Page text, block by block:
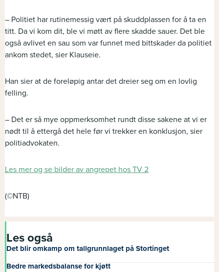
– Politiet har rutinemessig vært på skuddplassen for å ta en
titt. Da vi kom dit, ble vi møtt av flere skadde sauer. Det ble
også avlivet en sau som var funnet med bittskader da politiet
ankom stedet, sier Klauseie.
Han sier at de foreløpig antar det dreier seg om en lovlig
felling.
– Det er så mye oppmerksomhet rundt disse sakene at vi er
nødt til å ettergå det hele før vi trekker en konklusjon, sier
politiadvokaten.
Les mer og se bilder av angrepet hos TV 2
(©NTB)
Les også
Det blir omkamp om tallgrunnlaget på Stortinget
Bedre markedsbalanse for kjøtt